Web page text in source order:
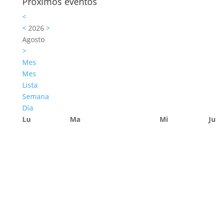
<
<2026 >
Agosto
>
Mes
Mes
Lista
Semana
Día
Lu
Ma Mi Ju